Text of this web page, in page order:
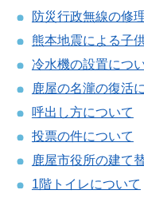
防災行政無線の修
熊本地震による子
冷水機の設置につ
鹿屋の名瀧の復活
呼出し方について
投票の件について
鹿屋市役所の建て
1階トイレについて